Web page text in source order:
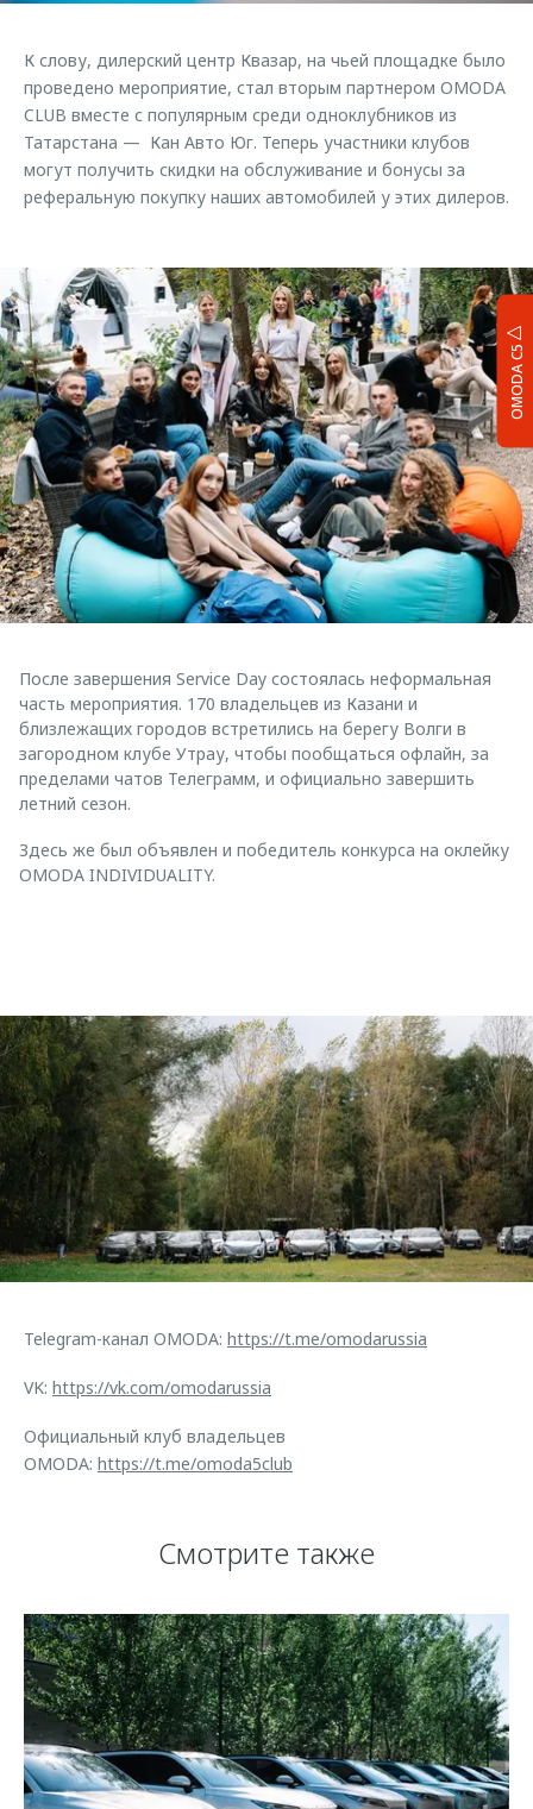
OMODA C5
К слову, дилерский центр Квазар, на чьей площадке было
проведено мероприятие, стал вторым партнером OMODA
CLUB вместе с популярным среди одноклубников из
Татарстана — Кан Авто Юг. Теперь участники клубов
могут получить скидки на обслуживание и бонусы за
реферальную покупку наших автомобилей у этих дилеров.
После завершения Service Day состоялась неформальная
часть мероприятия. 170 владельцев из Казани и
близлежащих городов встретились на берегу Волги в
загородном клубе Утрау, чтобы пообщаться офлайн, за
пределами чатов Телеграмм, и официально завершить
летний сезон.
Здесь же был объявлен и победитель конкурса на оклейку
OMODA INDIVIDUALITY.
Telegram-канал OMODA: https://t.me/omodarussia
VK: https://vk.com/omodarussia
Официальный клуб владельцев
OMODA: https://t.me/omoda5club
Смотрите также